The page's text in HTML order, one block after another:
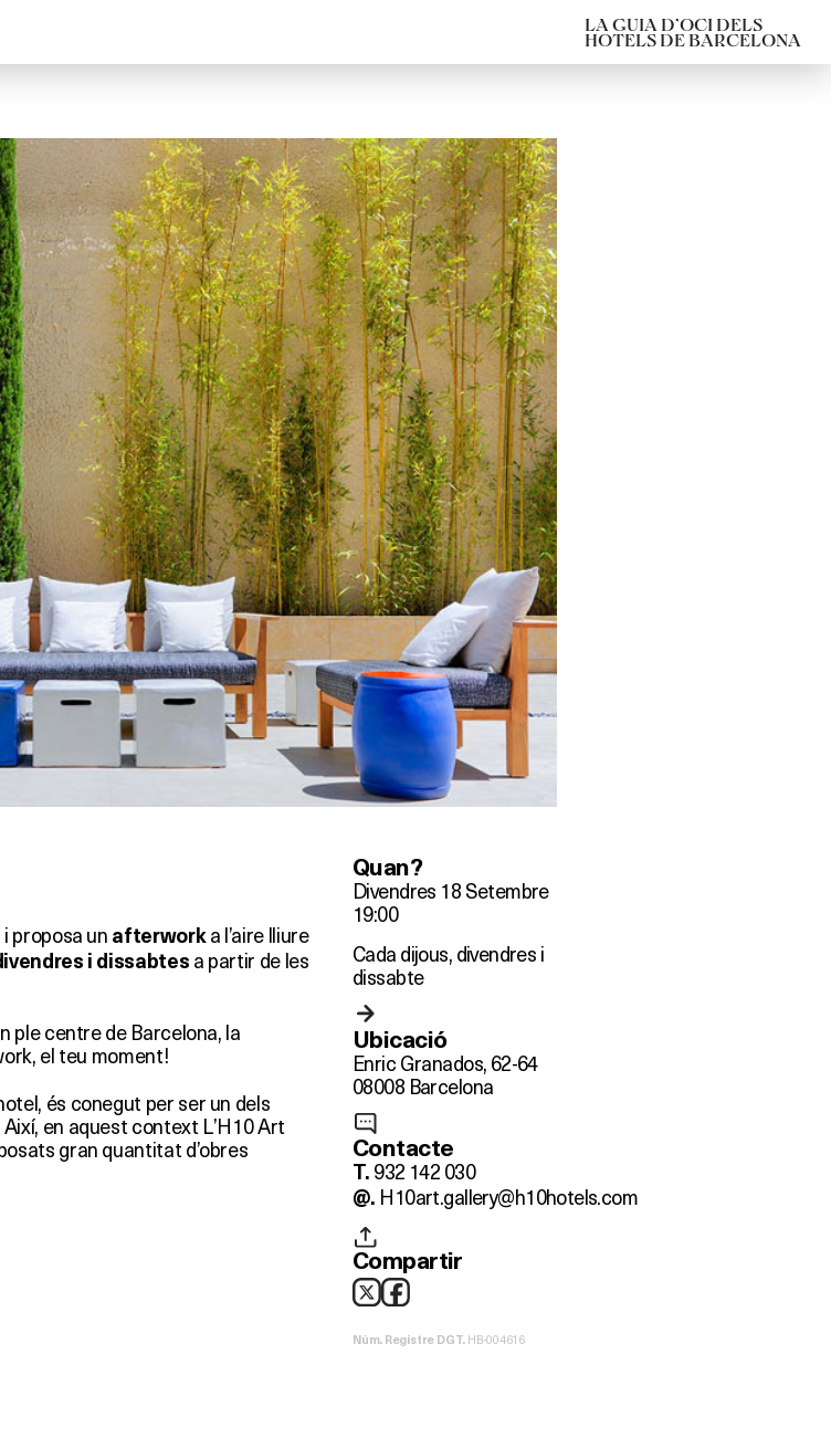
LA GUIA D’OCI DELS
HOTELS DE BARCELONA
i proposa un afterworka l’aire lliure
i dissabtes a partir de les
ple centre de Barcelona, la
el teu moment!
és conegut per ser un dels
en aquest context L’H10 Art
gran quantitat d’obres
Quan?
Divendres 18 Setembre
19:00
Cada dijous, divendres i
dissabte
Ubicació
Enric Granados, 62-64
08008 Barcelona
Contacte
T. 932 142 030
@. H10art.gallery@h10hotels.com
Compartir
Núm. Registre DGT. HB-004616